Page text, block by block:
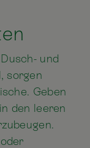
und
sorgen
Geben
den leeren